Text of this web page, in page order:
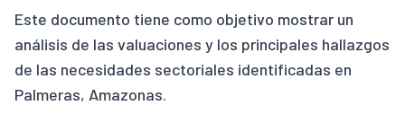
Este documento tiene como objetivo mostrar un
análisis de las valuaciones y los principales hallazgos
de las necesidades sectoriales identificadas en
Palmeras, Amazonas.